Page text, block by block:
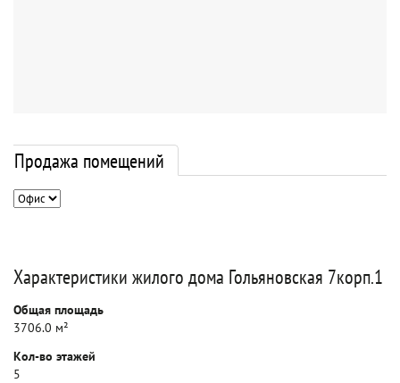
Продажа помещений
Характеристики жилого дома Гольяновская 7корп.1
Общая площадь
3706.0 м²
Кол-во этажей
5